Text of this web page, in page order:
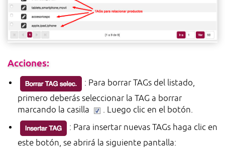
Acciones:
: Para borrar TAGs del listado,
primero deberás seleccionar la TAG a borrar
marcando la casilla
. Luego clic en el botón.
: Para insertar nuevas TAGs haga clic en
este botón, se abrirá la siguiente pantalla: